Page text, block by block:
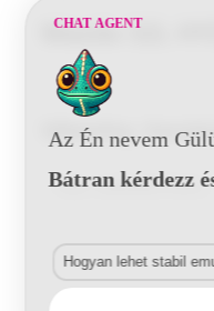
Mazda 32L HYD
Vélemény,
Comment
CHAT AGENT
Az Én nevem
Bátran kérdezz
Hogyan lehet stabil